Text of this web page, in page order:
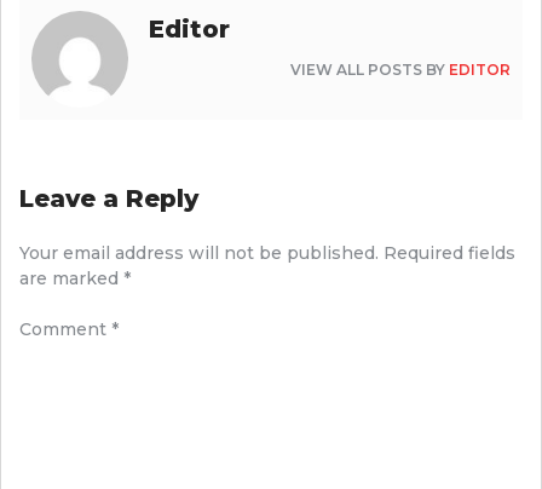
Editor
VIEW ALL POSTS BY EDITOR
Leave a Reply
Your email address will not be published. Required fields
are marked *
Comment *